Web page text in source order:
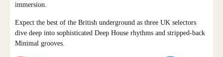
immersion.
Expect the best of the British underground as three UK selectors
dive deep into sophisticated Deep House rhythms and stripped-back
Minimal grooves.